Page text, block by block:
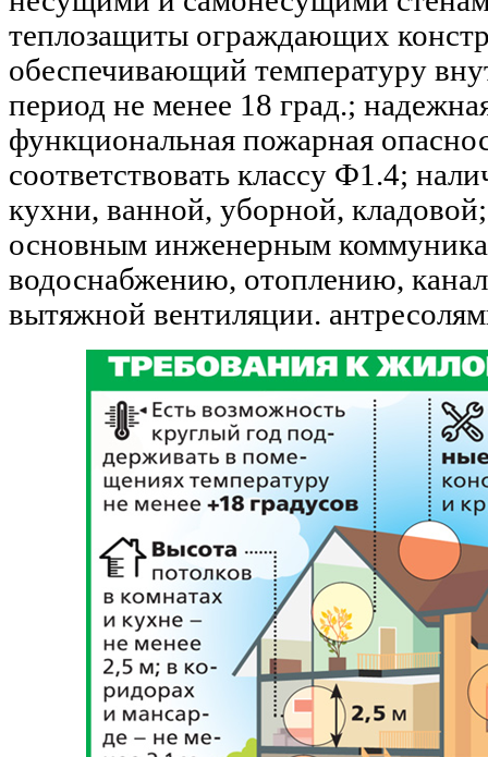
теплозащиты ограждающих
обеспечивающий температуру
период не менее 18 град.;
функциональная пожарная
соответствовать классу Ф1.4;
кухни, ванной, уборной,
основным инженерным
водоснабжению, отоплению,
вытяжной вентиляции.